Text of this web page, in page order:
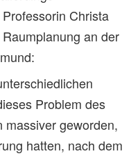
Christa
an der
Problem des
massiver geworden,
hatten, nach dem